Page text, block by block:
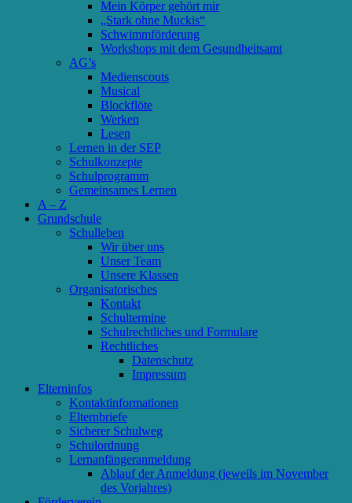
Mein Körper gehört mir
„Stark ohne Muckis“
Schwimmförderung
Workshops mit dem Gesundheitsamt
AG’s
Medienscouts
Musical
Blockflöte
Werken
Lesen
Lernen in der SEP
Schulkonzepte
Schulprogramm
Gemeinsames Lernen
A – Z
Grundschule
Schulleben
Wir über uns
Unser Team
Unsere Klassen
Organisatorisches
Kontakt
Schultermine
Schulrechtliches und Formulare
Rechtliches
Datenschutz
Impressum
Elterninfos
Kontaktinformationen
Elternbriefe
Sicherer Schulweg
Schulordnung
Lernanfängeranmeldung
Ablauf der Anmeldung (jeweils im November
des Vorjahres)